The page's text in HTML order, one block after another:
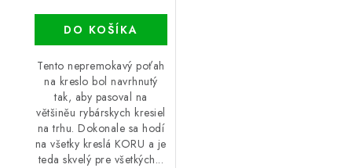
DO KOŠÍKA
Tento nepremokavý poťah
na kreslo bol navrhnutý
tak, aby pasoval na
většiněu rybárskych kresiel
na trhu. Dokonale sa hodí
na všetky kreslá KORU a je
teda skvelý pre všetkých...